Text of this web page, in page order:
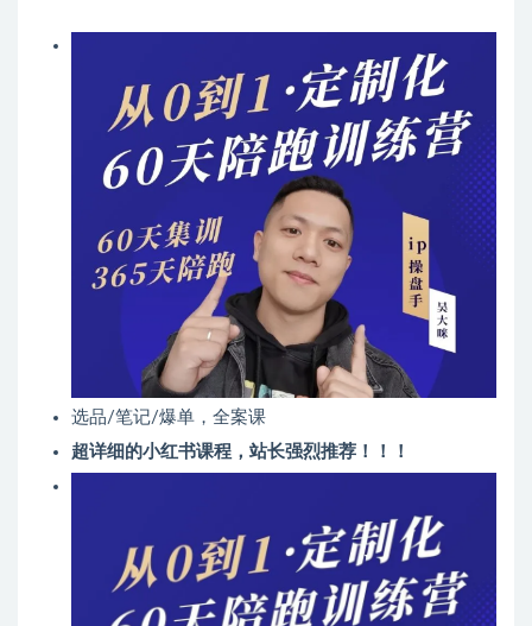
选品/笔记/爆单，全案课
超详细的小红书课程，站长强烈推荐！！！